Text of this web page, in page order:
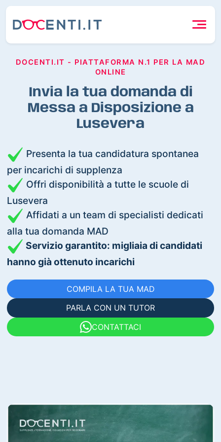
DOCENTI.IT - PIATTAFORMA N.1 PER LA MAD
ONLINE
Invia la tua domanda di
Messa a Disposizione a
Lusevera
Presenta la tua candidatura spontanea
per incarichi di supplenza
Offri disponibilità a tutte le scuole di
Lusevera
Affidati a un team di specialisti dedicati
alla tua domanda MAD
Servizio garantito: migliaia di candidati
hanno già ottenuto incarichi
COMPILA LA TUA MAD
PARLA CON UN TUTOR
CONTATTACI